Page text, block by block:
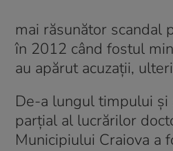
mai răsunător scandal
în 2012 când fostul
au apărut acuzații,
De-a lungul timpului
parţial al lucrărilor
Municipiului Craiova a